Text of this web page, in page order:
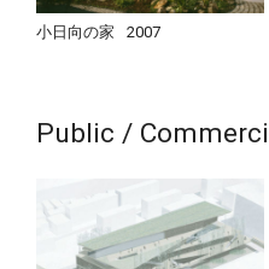
小日向の家 2007
Public /